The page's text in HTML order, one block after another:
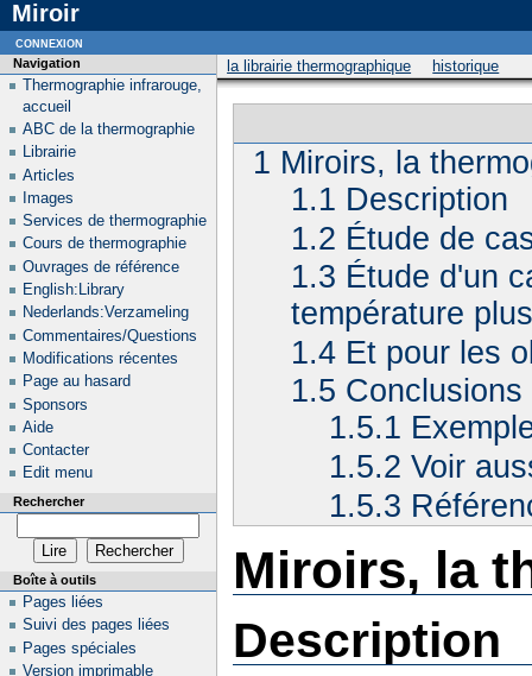
Miroir
la librairie thermographique historique
1 Miroirs, la
1.1 Description
1.2 Étude de
1.3 Étude d'un
température
1.4 Et pour les
1.5 Conclusions
1.5.1
1.5.2 Voir
1.5.3
Miroirs, la
Description
Navigation
Thermographie infrarouge,
accueil
ABC de la thermographie
Librairie
Articles
Images
Services de thermographie
Cours de thermographie
Ouvrages de référence
English:Library
Nederlands:Verzameling
Commentaires/Questions
Modifications récentes
Page au hasard
Sponsors
Aide
Contacter
Edit menu
Rechercher
Boîte à outils
Pages liées
Suivi des pages liées
Pages spéciales
Version imprimable
connexion